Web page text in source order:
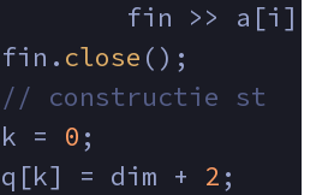
		fin >> a[i];
	fin.
close ();
// constructie st
	k =
0 ;
	q[k] = dim +
2 ;